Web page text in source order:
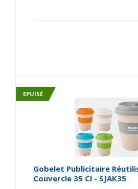
EPUISÉ
Gobelet Publicitaire
Couvercle 35 Cl - SJAK35